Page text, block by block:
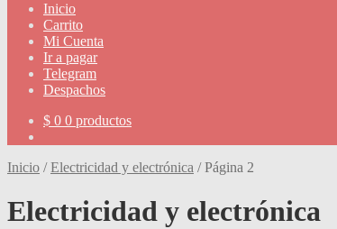
Inicio
Carrito
Mi Cuenta
Ir a pagar
Telegram
Despachos
$ 0 0 productos
Inicio /Electricidad y electrónica /Página 2
Electricidad y electrónica